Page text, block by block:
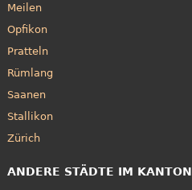
Meilen
Opfikon
Pratteln
Rümlang
Saanen
Stallikon
Zürich
ANDERE STÄDTE IM KANTON